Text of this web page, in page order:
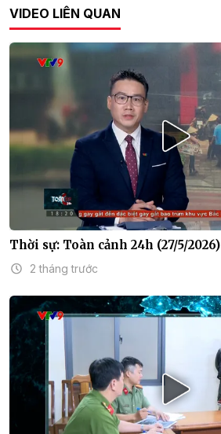
VIDEO LIÊN QUAN
Thời sự: Toàn cảnh 24h (27/5/2026)
2 tháng trước